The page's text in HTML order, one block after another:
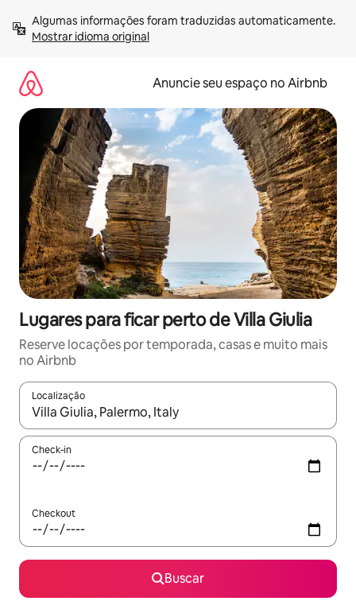
para
Mostrar idioma original
Anuncie seu espaço no Airbnb
Lugares para ficar perto de Villa Giulia
Reserve locações por temporada, casas e muito mais
no Airbnb
Localização
Quando os resultados estiverem disponíveis, explore-os
Check-in
Checkout
Buscar